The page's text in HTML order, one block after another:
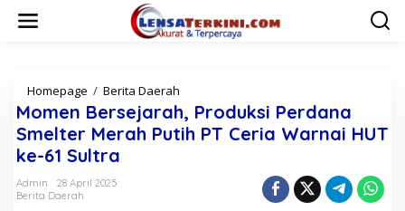
Homepage / Berita Daerah
o
m
e
Momen Bersejarah, Produksi Perdana
Smelter Merah Putih PT Ceria Warnai HUT
ke-61 Sultra
Admin
28 April 2025
Berita Daerah